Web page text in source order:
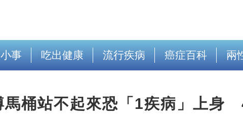
事 吃出健康 流行疾病 癌症百科 兩
馬桶站不起來恐「1疾病」上身